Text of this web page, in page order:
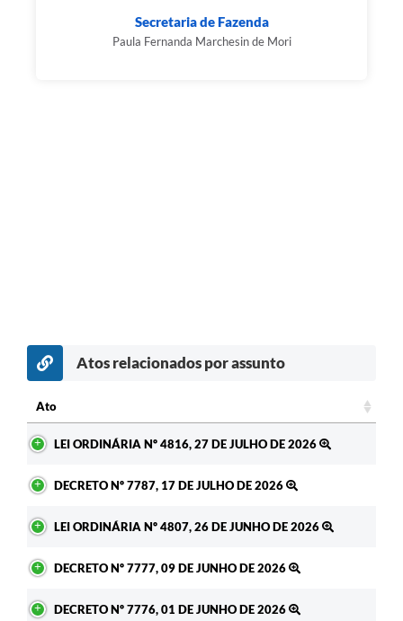
Secretaria de Fazenda
Paula Fernanda Marchesin de Mori
Atos relacionados por assunto
Ato
LEI ORDINÁRIA Nº 4816, 27 DE JULHO DE 2026
DECRETO Nº 7787, 17 DE JULHO DE 2026
LEI ORDINÁRIA Nº 4807, 26 DE JUNHO DE 2026
DECRETO Nº 7777, 09 DE JUNHO DE 2026
DECRETO Nº 7776, 01 DE JUNHO DE 2026